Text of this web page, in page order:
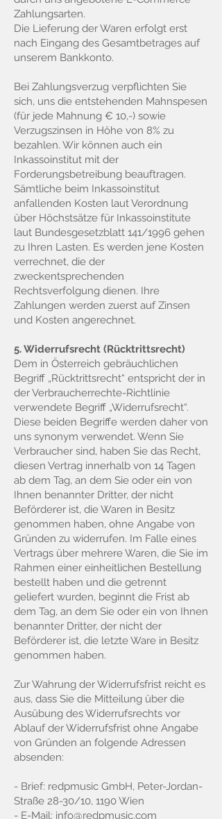
Zahlungsarten.
Die Lieferung der Waren erfolgt erst
nach Eingang des Gesamtbetrages auf
unserem Bankkonto.
Bei Zahlungsverzug verpflichten Sie
sich, uns die entstehenden Mahnspesen
(für jede Mahnung € 10,-) sowie
Verzugszinsen in Höhe von 8% zu
bezahlen. Wir können auch ein
Inkassoinstitut mit der
Forderungsbetreibung beauftragen.
Sämtliche beim Inkassoinstitut
anfallenden Kosten laut Verordnung
über Höchstsätze für Inkassoinstitute
laut Bundesgesetzblatt 141/1996 gehen
zu Ihren Lasten. Es werden jene Kosten
verrechnet, die der
zweckentsprechenden
Rechtsverfolgung dienen. Ihre
Zahlungen werden zuerst auf Zinsen
und Kosten angerechnet.
5. Widerrufsrecht (Rücktrittsrecht)
Dem in Österreich gebräuchlichen
Begriff „Rücktrittsrecht“ entspricht der in
der Verbraucherrechte-Richtlinie
verwendete Begriff „Widerrufsrecht“.
Diese beiden Begriffe werden daher von
uns synonym verwendet. Wenn Sie
Verbraucher sind, haben Sie das Recht,
diesen Vertrag innerhalb von 14 Tagen
ab dem Tag, an dem Sie oder ein von
Ihnen benannter Dritter, der nicht
Beförderer ist, die Waren in Besitz
genommen haben, ohne Angabe von
Gründen zu widerrufen. Im Falle eines
Vertrags über mehrere Waren, die Sie im
Rahmen einer einheitlichen Bestellung
bestellt haben und die getrennt
geliefert wurden, beginnt die Frist ab
dem Tag, an dem Sie oder ein von Ihnen
benannter Dritter, der nicht der
Beförderer ist, die letzte Ware in Besitz
genommen haben.
Zur Wahrung der Widerrufsfrist reicht es
aus, dass Sie die Mitteilung über die
Ausübung des Widerrufsrechts vor
Ablauf der Widerrufsfrist ohne Angabe
von Gründen an folgende Adressen
absenden:
- Brief: redpmusic GmbH, Peter-Jordan-
Straße 28-30/10, 1190 Wien
- E-Mail: info@redpmusic.com